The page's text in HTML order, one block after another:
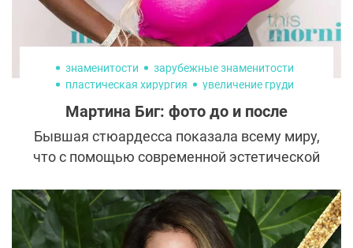
знаменитости
зарубежные знаменитости
пластическая хирургия
увеличение груди
Мартина Биг: фото до и после
Бывшая стюардесса показала всему миру,
что с помощью современной эстетической
неузнаваемости. Но что скрывается за
желанием иметь неестественно большую
грудь и сменой цвета кожи с молочно-